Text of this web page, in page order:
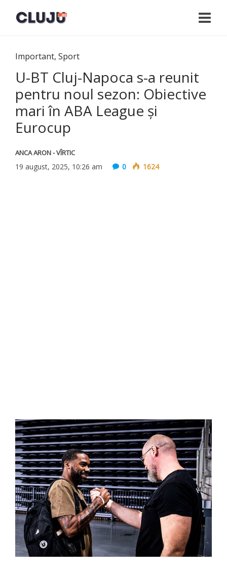
Important, Sport
U-BT Cluj-Napoca s-a reunit
pentru noul sezon: Obiective
mari în ABA League și
Eurocup
ANCA ARON - VÎRTIC
19 august, 2025, 10:26 am 0 1624